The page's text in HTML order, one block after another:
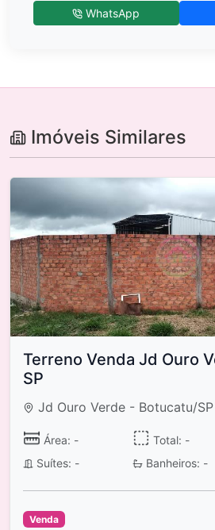
WhatsApp
Imóveis Similares
Terreno Venda Jd Ouro
SP
Jd Ouro Verde - Botucatu/SP
Área: - Total: -
Suítes: -
Banheiros: -
Venda